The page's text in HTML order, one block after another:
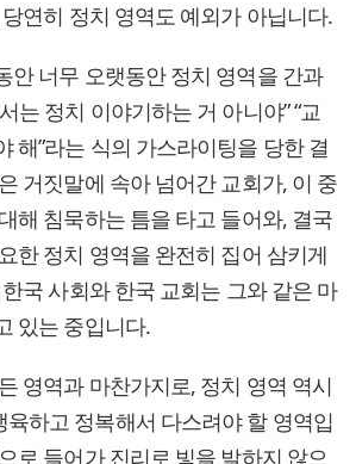
연히 정치 영역도 예외가 아닙니다.
안 너무 오랫동안 정치 영역을 간과
는 정치 이야기하는 거 아니야” “교
해”라는 식의 가스라이팅을 당한 결
거짓말에 속아 넘어간 교회가, 이 중
해 침묵하는 틈을 타고 들어와, 결국
한 정치 영역을 완전히 집어 삼키게
국 사회와 한국 교회는 그와 같은 마
있는 중입니다.
영역과 마찬가지로, 정치 영역 역시
하고 정복해서 다스려야 할 영역입
로 들어가 진리로 빛을 발하지 않으